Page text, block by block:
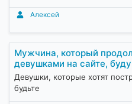
Алексей
Мужчина, который
девушками на сайте,
Девушки, которые хотят
будьте